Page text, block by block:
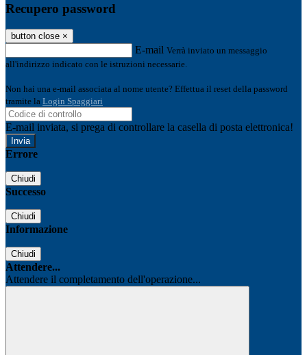
Recupero password
button close ×
E-mail Verrà inviato un messaggio
all'indirizzo indicato con le istruzioni necessarie.
Non hai una e-mail associata al nome utente? Effettua il reset della password
tramite la Login Spaggiari
E-mail inviata, si prega di controllare la casella di posta elettronica!
Errore
Chiudi
Successo
Chiudi
Informazione
Chiudi
Attendere...
Attendere il completamento dell'operazione...